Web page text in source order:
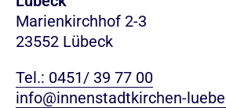
Marienkirchhof 2-3
23552 Lübeck
Tel.: 0451/ 39 77 00
info@innenstadtkirchen-